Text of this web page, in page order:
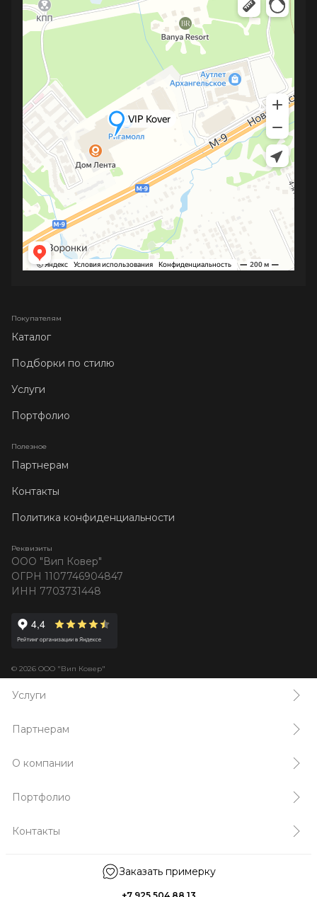
Покупателям
Каталог
Подборки по стилю
Услуги
Портфолио
Полезное
Партнерам
Контакты
Политика конфиденциальности
Реквизиты
ООО "Вип Ковер"
ОГРН 1107746904847
ИНН 7703731448
© 2026 ООО "Вип Ковер"
Услуги
Партнерам
О компании
Портфолио
Контакты
Заказать примерку